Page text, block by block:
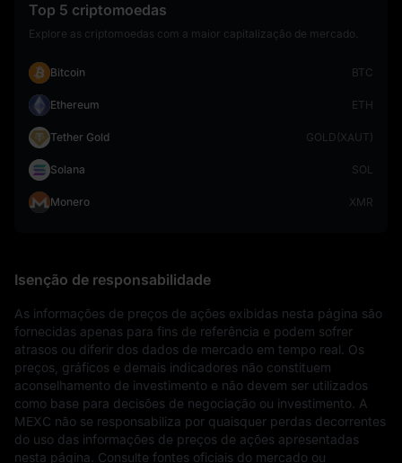
Top 5 criptomoedas
Explore as criptomoedas com a maior capitalização de mercado.
Bitcoin BTC
Ethereum ETH
Tether Gold GOLD(XAUT)
Solana SOL
Monero XMR
Isenção de responsabilidade
As informações de preços de ações exibidas nesta página são
fornecidas apenas para fins de referência e podem sofrer
atrasos ou diferir dos dados de mercado em tempo real. Os
preços, gráficos e demais indicadores não constituem
aconselhamento de investimento e não devem ser utilizados
como base para decisões de negociação ou investimento. A
MEXC não se responsabiliza por quaisquer perdas decorrentes
do uso das informações de preços de ações apresentadas
nesta página. Consulte fontes oficiais do mercado ou